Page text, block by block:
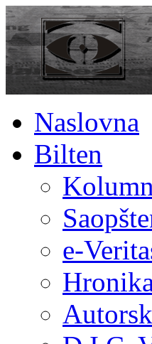
Naslovna
Bilten
e-